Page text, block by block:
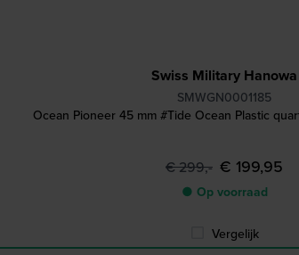
Swiss Military Hanowa
SMWGN0001185
Ocean Pioneer 45 mm #Tide Ocean Plastic
€ 299,- € 199,95
● Op voorraad
Vergelijk